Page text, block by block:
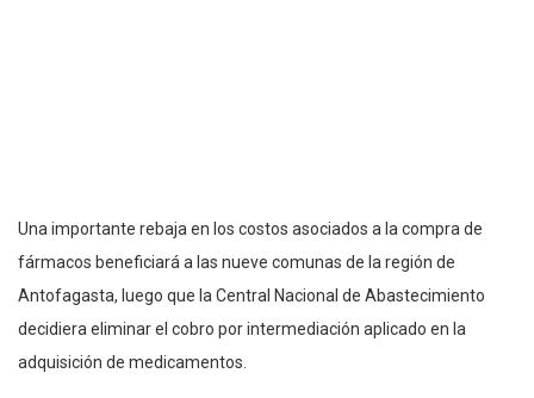
Una importante rebaja en los costos asociados a la compra de
fármacos beneficiará a las nueve comunas de la región de
Antofagasta, luego que la Central Nacional de Abastecimiento
decidiera eliminar el cobro por intermediación aplicado en la
adquisición de medicamentos.